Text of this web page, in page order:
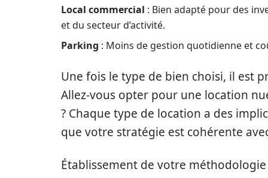
Local commercial : Bien adapté pour des
et du secteur d’activité.
Parking : Moins de gestion quotidienne et
Une fois le type de bien choisi, il est
Allez-vous opter pour une location
? Chaque type de location a des
que votre stratégie est cohérente
Établissement de votre